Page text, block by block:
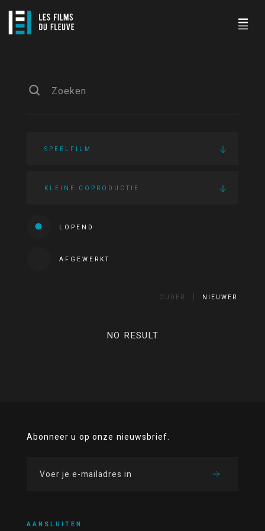
SPEELFILM
KLEINE COPRODUCTIE
LOPEND
AFGEWERKT
OUDER NIEUWER
NO RESULT
Abonneer u op onze nieuwsbrief.
AANSLUITEN